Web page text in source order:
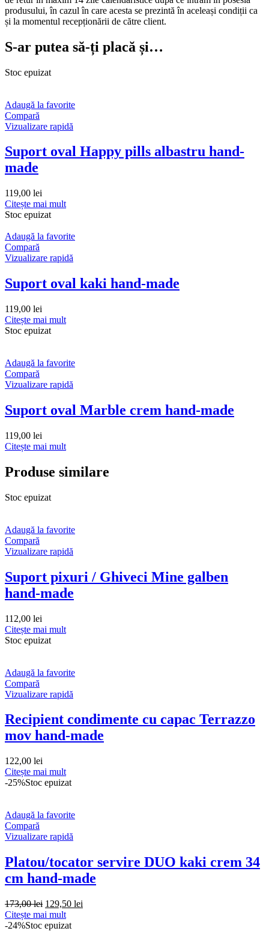
produsului, în cazul în care acesta se prezintă în aceleași condiții ca
și la momentul recepționării de către client.
S-ar putea să-ți placă și…
Stoc epuizat
Adaugă la favorite
Compară
Vizualizare rapidă
Suport oval Happy pills albastru hand-
made
119,00 lei
Citește mai mult
Stoc epuizat
Adaugă la favorite
Compară
Vizualizare rapidă
Suport oval kaki hand-made
119,00 lei
Citește mai mult
Stoc epuizat
Adaugă la favorite
Compară
Vizualizare rapidă
Suport oval Marble crem hand-made
119,00 lei
Citește mai mult
Produse similare
Stoc epuizat
Adaugă la favorite
Compară
Vizualizare rapidă
Suport pixuri / Ghiveci Mine galben
hand-made
112,00 lei
Citește mai mult
Stoc epuizat
Adaugă la favorite
Compară
Vizualizare rapidă
Recipient condimente cu capac Terrazzo
mov hand-made
122,00 lei
Citește mai mult
-25%Stoc epuizat
Adaugă la favorite
Compară
Vizualizare rapidă
Platou/tocator servire DUO kaki crem 34
cm hand-made
173,00lei Prețul
inițial
a
129,50 lei
Citește mai mult
-24%Stoc epuizat